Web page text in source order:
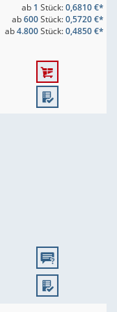
ab 1 Stück:0,6810 €*
ab600Stück:0,5720 €*
ab4.800Stück:0,4850 €*